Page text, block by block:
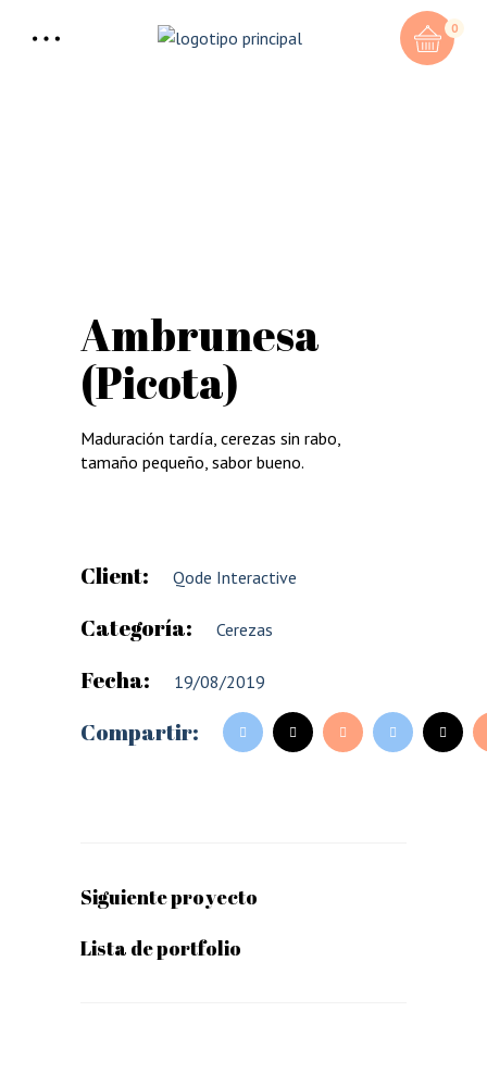
0
Ambrunesa
(Picota)
Maduración tardía, cerezas sin rabo,
tamaño pequeño, sabor bueno.
Client: Qode Interactive
Categoría: Cerezas
Fecha: 19/08/2019
Compartir:
Siguiente proyecto
Lista de portfolio